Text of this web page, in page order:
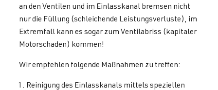
an den Ventilen und im Einlasskanal bremsen nicht
nur die Füllung (schleichende Leistungsverluste), im
Extremfall kann es sogar zum Ventilabriss (kapitaler
Motorschaden) kommen!
Wir empfehlen folgende Maßnahmen zu treffen:
Reinigung des Einlasskanals mittels speziellen